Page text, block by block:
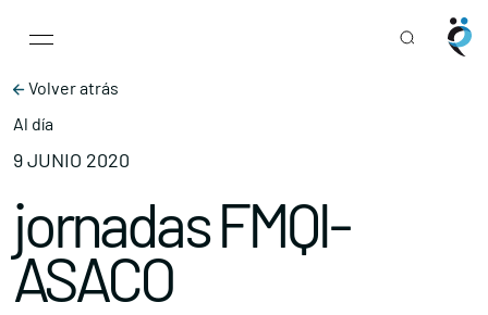
Main Navigation
Volver atrás
Al día
9 JUNIO 2020
jornadas FMQI-
ASACO